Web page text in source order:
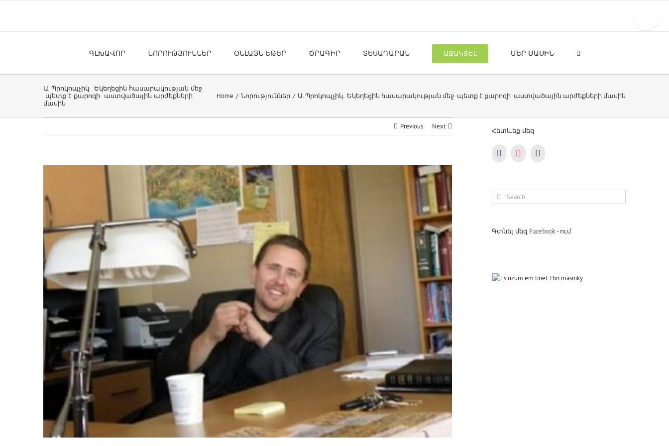
ԳԼԽԱՎՈՐ ՆՈՐՈՒԹՅՈՒՆՆԵՐ ՕՆԼԱՅՆ ԵԹԵՐ ԾՐԱԳԻՐ ՏԵՍԱԴԱՐԱՆ ԱՋԱԿՑԵԼ ՄԵՐ ՄԱՍԻՆ
Ա. Պրոկոպչիկ. Եկեղեցին հասարակության մեջ
պետք է քարոզի աստվածային արժեքների
մասին
Home Նորություններ Ա. Պրոկոպչիկ. Եկեղեցին հասարակության մեջ պետք է քարոզի աստվածային արժեքների մասին
Previous Next
Հետևեք մեզ
Search
for:
Գտնել մեզ Facebook-ում